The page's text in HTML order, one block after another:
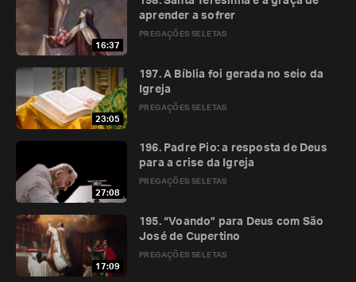
16:37
PREGAÇÕES SELETAS
aprender a sofrer
23:05
PREGAÇÕES SELETAS
197. A Bíblia foi gerada no seio da
Igreja
27:08
PREGAÇÕES SELETAS
196. Padre Pio: a resposta de Deus
para a crise da Igreja
17:09
PREGAÇÕES SELETAS
195. “Voando” para Deus com São
José de Cupertino